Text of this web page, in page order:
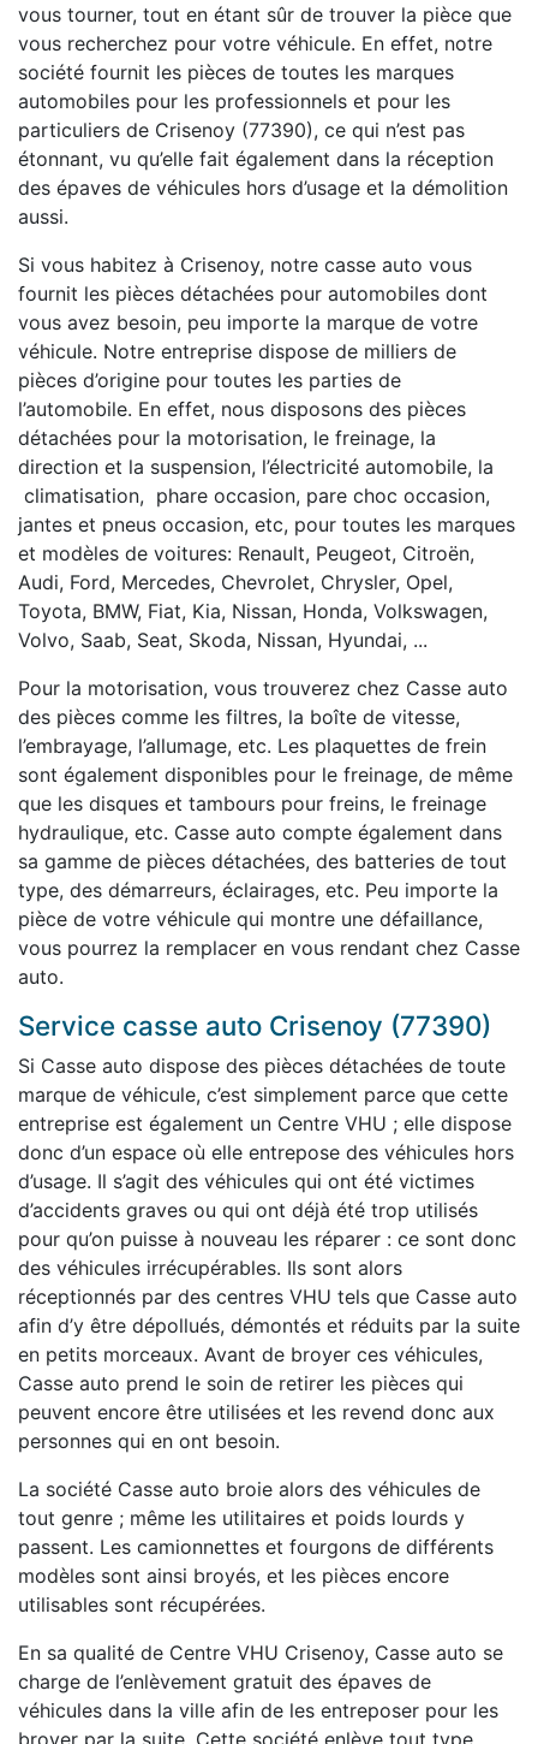
vous tourner, tout en étant sûr de trouver la pièce que
vous recherchez pour votre véhicule. En effet, notre
société fournit les pièces de toutes les marques
automobiles pour les professionnels et pour les
particuliers de Crisenoy (77390), ce qui n’est pas
étonnant, vu qu’elle fait également dans la réception
des épaves de véhicules hors d’usage et la démolition
aussi.
Si vous habitez à Crisenoy, notre casse auto vous
fournit les pièces détachées pour automobiles dont
vous avez besoin, peu importe la marque de votre
véhicule. Notre entreprise dispose de milliers de
pièces d’origine pour toutes les parties de
l’automobile. En effet, nous disposons des pièces
détachées pour la motorisation, le freinage, la
direction et la suspension, l’électricité automobile, la
climatisation, phare occasion, pare choc occasion,
jantes et pneus occasion, etc, pour toutes les marques
et modèles de voitures: Renault, Peugeot, Citroën,
Audi, Ford, Mercedes, Chevrolet, Chrysler, Opel,
Toyota, BMW, Fiat, Kia, Nissan, Honda, Volkswagen,
Volvo, Saab, Seat, Skoda, Nissan, Hyundai, ...
Pour la motorisation, vous trouverez chez Casse auto
des pièces comme les filtres, la boîte de vitesse,
l’embrayage, l’allumage, etc. Les plaquettes de frein
sont également disponibles pour le freinage, de même
que les disques et tambours pour freins, le freinage
hydraulique, etc. Casse auto compte également dans
sa gamme de pièces détachées, des batteries de tout
type, des démarreurs, éclairages, etc. Peu importe la
pièce de votre véhicule qui montre une défaillance,
vous pourrez la remplacer en vous rendant chez Casse
auto.
Service casse auto Crisenoy (77390)
Si Casse auto dispose des pièces détachées de toute
marque de véhicule, c’est simplement parce que cette
entreprise est également un Centre VHU ; elle dispose
donc d’un espace où elle entrepose des véhicules hors
d’usage. Il s’agit des véhicules qui ont été victimes
d’accidents graves ou qui ont déjà été trop utilisés
pour qu’on puisse à nouveau les réparer : ce sont donc
des véhicules irrécupérables. Ils sont alors
réceptionnés par des centres VHU tels que Casse auto
afin d’y être dépollués, démontés et réduits par la suite
en petits morceaux. Avant de broyer ces véhicules,
Casse auto prend le soin de retirer les pièces qui
peuvent encore être utilisées et les revend donc aux
personnes qui en ont besoin.
La société Casse auto broie alors des véhicules de
tout genre ; même les utilitaires et poids lourds y
passent. Les camionnettes et fourgons de différents
modèles sont ainsi broyés, et les pièces encore
utilisables sont récupérées.
En sa qualité de Centre VHU Crisenoy, Casse auto se
charge de l’enlèvement gratuit des épaves de
véhicules dans la ville afin de les entreposer pour les